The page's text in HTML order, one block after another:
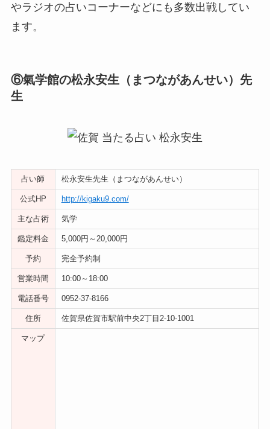
やラジオの占いコーナーなどにも多数出戦してい
ます。
⑥氣学館の松永安生（まつながあんせい）先
生
占い師 松永安生先生（まつながあんせい）
公式HP http://kigaku9.com/
主な占術 気学
鑑定料金 5,000円～20,000円
予約 完全予約制
営業時間 10:00～18:00
電話番号 0952-37-8166
住所 佐賀県佐賀市駅前中央2丁目2-10-1001
マップ